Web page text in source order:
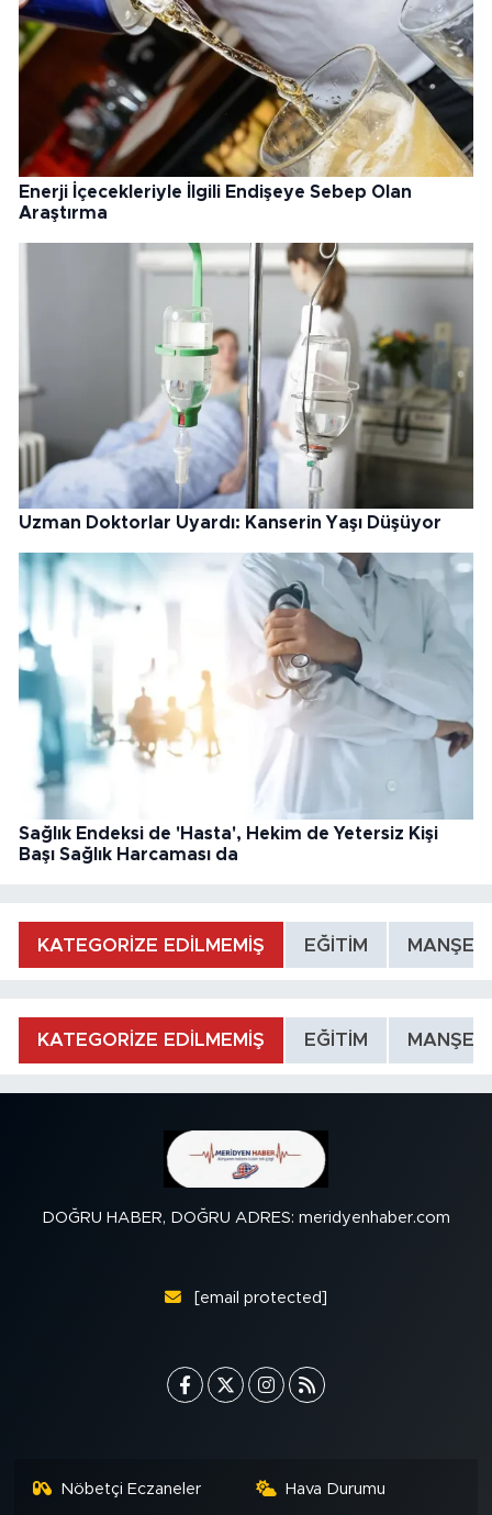
Enerji İçecekleriyle İlgili Endişeye Sebep Olan
Araştırma
Uzman Doktorlar Uyardı: Kanserin Yaşı Düşüyor
Sağlık Endeksi de 'Hasta', Hekim de Yetersiz Kişi
Başı Sağlık Harcaması da
KATEGORİZE EDİLMEMİŞ EĞİTİM MANŞET
KATEGORİZE EDİLMEMİŞ EĞİTİM MANŞET
DOĞRU HABER, DOĞRU ADRES: meridyenhaber.com
[email protected]
Nöbetçi Eczaneler Hava Durumu